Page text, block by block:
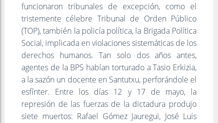
funcionaron tribunales de excepción, como el
tristemente célebre Tribunal de Orden Público
(TOP), también la policía política, la Brigada Política
Social, implicada en violaciones sistemáticas de los
derechos humanos. Tan solo dos años antes,
agentes de la BPS habían torturado a Tasio Erkizia,
a la sazón un docente en Santutxu, perforándole el
esfínter. Entre los días 12 y 17 de mayo, la
represión de las fuerzas de la dictadura produjo
siete muertos: Rafael Gómez Jauregui, José Luis